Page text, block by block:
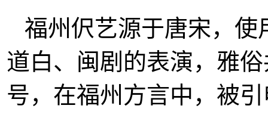
福州伬艺源于唐宋，
道白、闽剧的表演，雅
号，在福州方言中，被